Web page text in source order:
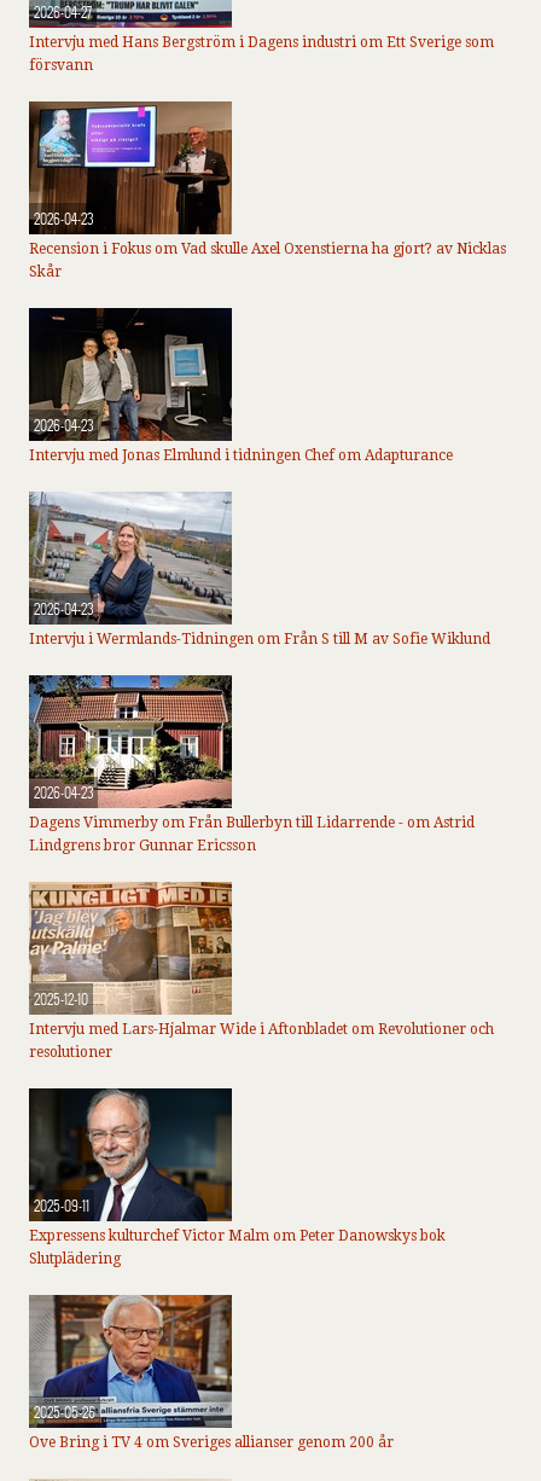
2026-04-27
Intervju med Hans Bergström i Dagens industri om Ett Sverige som
försvann
2026-04-23
Recension i Fokus om Vad skulle Axel Oxenstierna ha gjort? av Nicklas
Skår
2026-04-23
Intervju med Jonas Elmlund i tidningen Chef om Adapturance
2026-04-23
Intervju i Wermlands-Tidningen om Från S till M av Sofie Wiklund
2026-04-23
Dagens Vimmerby om Från Bullerbyn till Lidarrende - om Astrid
Lindgrens bror Gunnar Ericsson
2025-12-10
Intervju med Lars-Hjalmar Wide i Aftonbladet om Revolutioner och
resolutioner
2025-09-11
Expressens kulturchef Victor Malm om Peter Danowskys bok
Slutplädering
2025-05-26
Ove Bring i TV 4 om Sveriges allianser genom 200 år